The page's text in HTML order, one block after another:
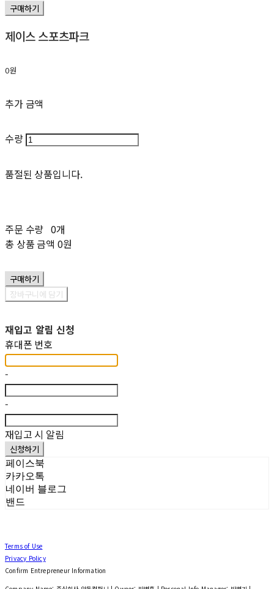
구매하기
제이스 스포츠파크
0원
추가 금액
수량
품절된 상품입니다.
주문 수량 0개
총 상품 금액 0원
구매하기
장바구니에 담기
재입고 알림 신청
휴대폰 번호
-
-
재입고 시 알림
신청하기
페이스북
카카오톡
네이버 블로그
밴드
Terms of Use
Privacy Policy
Confirm Entrepreneur Information